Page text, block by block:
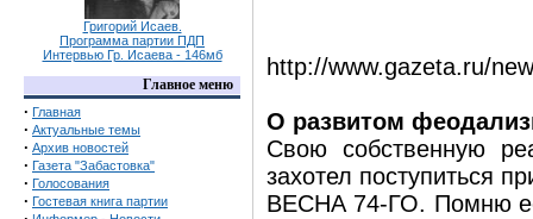
Григорий Исаев.
Программа партии ПДП
Интервью Гр. Исаева - 146мб
Главное меню
· Главная
· Актуальные темы
· Архив новостей
· Газета "Забастовка"
· Голосования
· Гостевая книга партии
http://www.gazeta.ru/
О развитом
Свою собственную
захотел поступиться
ВЕСНА 74-ГО. Помню